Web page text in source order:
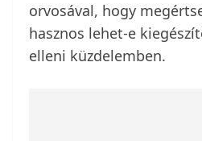
orvosával, hogy
hasznos lehet-e
elleni küzdelemben.